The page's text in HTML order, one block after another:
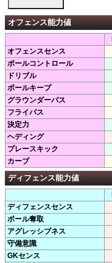
オフェンス能力値
オフェンスセンス
ボールコントロール
ドリブル
ボールキープ
グラウンダーパス
フライパス
決定力
ヘディング
プレースキック
カーブ
ディフェンス能力値
ディフェンスセンス
ボール奪取
アグレッシブネス
守備意識
GKセンス